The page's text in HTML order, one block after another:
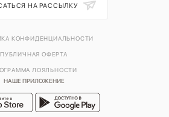
НАШЕ ПРИЛОЖЕНИЕ
НА РАССЫЛКУ
КОНФИДЕНЦИАЛЬНОСТИ
ПУБЛИЧНАЯ ОФЕРТА
ЛОЯЛЬНОСТИ